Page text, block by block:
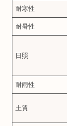
耐寒性
耐暑性
日照
耐雨性
土質